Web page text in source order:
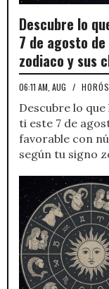
Descubre lo
7 de agosto
zodiaco y sus
06:11 AM, AUG /
Descubre lo
ti este 7 de
favorable con
según tu signo